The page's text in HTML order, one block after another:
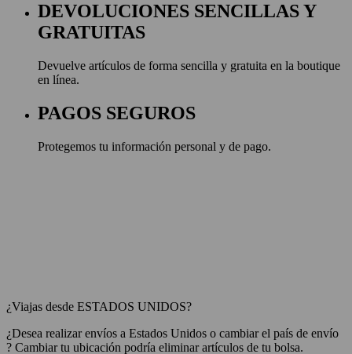
DEVOLUCIONES SENCILLAS Y
GRATUITAS
Devuelve artículos de forma sencilla y gratuita en la boutique
en línea.
PAGOS SEGUROS
Protegemos tu información personal y de pago.
¿Viajas desde ESTADOS UNIDOS?
¿Desea realizar envíos a Estados Unidos o cambiar el país de envío
? Cambiar tu ubicación podría eliminar artículos de tu bolsa.